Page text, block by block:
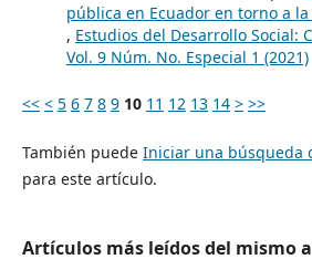
pública en Ecuador en torno a
, Estudios del Desarrollo Social:
Vol. 9 Núm. No. Especial 1 (2021)
<< < 5 6 7 8 9 10 11 12 13 14 > >>
También puede Iniciar una búsqueda
para este artículo.
Artículos más leídos del mismo